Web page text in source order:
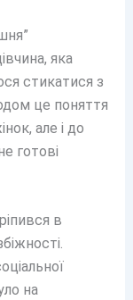
яка
стикатися з
це поняття
але і до
готові
в
на